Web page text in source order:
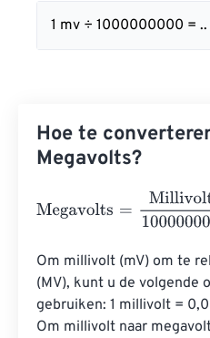
1 mv ÷ 1000000000 = ..
Hoe te
Megavolts?
Megavolts Millivolts
Om millivolt (mV) om te
(MV), kunt u de volgende
gebruiken: 1 millivolt =
Om millivolt naar